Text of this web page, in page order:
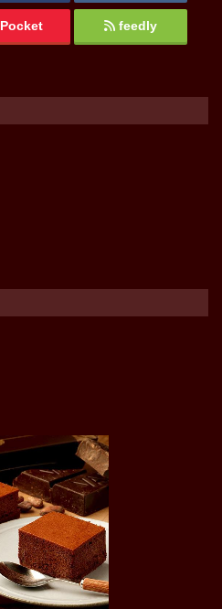
Pocket feedly